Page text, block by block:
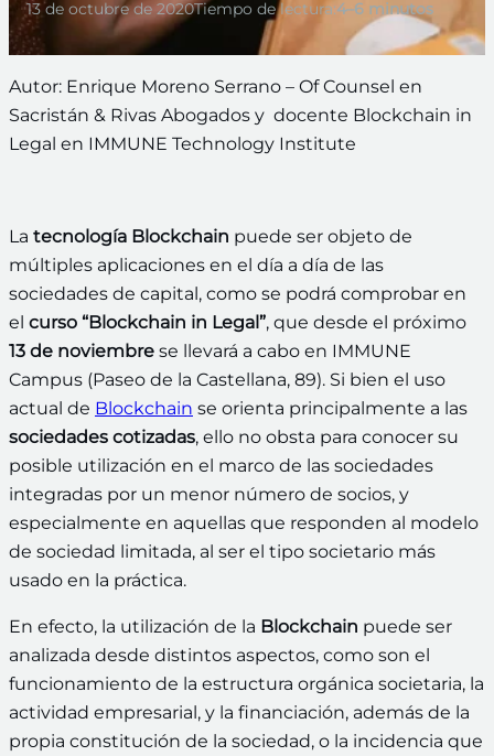
13 de octubre de 2020Tiempo de lectura:4–6 minutos
Autor: Enrique Moreno Serrano – Of Counsel en
Sacristán & Rivas Abogados y docente Blockchain in
Legal en IMMUNE Technology Institute
La tecnología Blockchain puede ser objeto de
múltiples aplicaciones en el día a día de las
sociedades de capital, como se podrá comprobar en
el curso “Blockchain in Legal”, que desde el próximo
13 de noviembre se llevará a cabo en IMMUNE
Campus (Paseo de la Castellana, 89). Si bien el uso
actual de Blockchain se orienta principalmente a las
sociedades cotizadas, ello no obsta para conocer su
posible utilización en el marco de las sociedades
integradas por un menor número de socios, y
especialmente en aquellas que responden al modelo
de sociedad limitada, al ser el tipo societario más
usado en la práctica.
En efecto, la utilización de la Blockchain puede ser
analizada desde distintos aspectos, como son el
funcionamiento de la estructura orgánica societaria, la
actividad empresarial, y la financiación, además de la
propia constitución de la sociedad, o la incidencia que